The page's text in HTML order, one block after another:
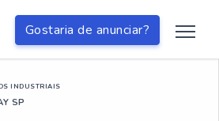
Gostaria de anunciar?
INDUSTRIAIS
SP